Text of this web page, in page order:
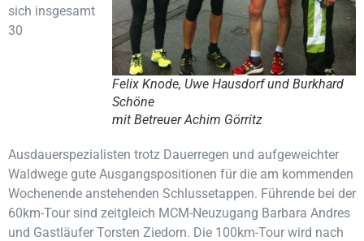
Felix Knode, Uwe Hausdorf und Burkhard
Schöne
mit Betreuer Achim Görritz
sich insgesamt
30
Ausdauerspezialisten trotz Dauerregen und aufgeweichter
Waldwege gute Ausgangspositionen für die am kommenden
Wochenende anstehenden Schlussetappen. Führende bei der
60km-Tour sind zeitgleich MCM-Neuzugang Barbara Andres
und Gastläufer Torsten Ziedorn. Die 100km-Tour wird nach